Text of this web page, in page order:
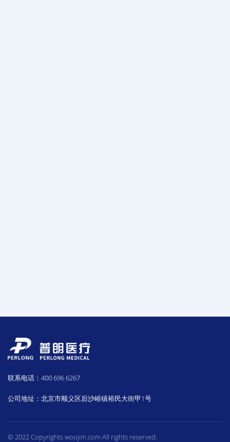
联系电话：400 696 6267
公司地址：北京市顺义区后沙峪镇裕民大街甲1号
© 2022 Copyrights woojim.com All rights reserved.